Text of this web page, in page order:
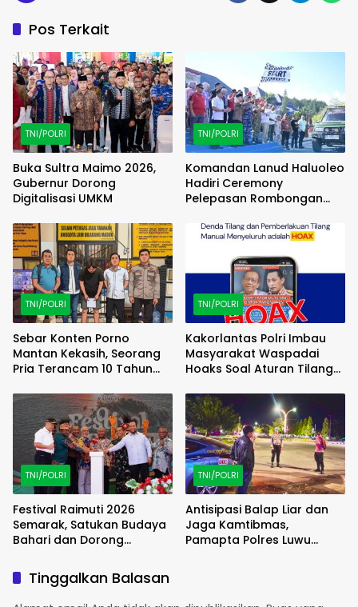
Pos Terkait
TNI/POLRI
Buka Sultra Maimo 2026,
Gubernur Dorong
Digitalisasi UMKM
TNI/POLRI
Komandan Lanud Haluoleo
Hadiri Ceremony
Pelepasan Rombongan
(FAMTRIP) Overland
TNI/POLRI
Sebar Konten Porno
Mantan Kekasih, Seorang
Pria Terancam 10 Tahun
TNI/POLRI
Kakorlantas Polri Imbau
Masyarakat Waspadai
Hoaks Soal Aturan Tilang
TNI/POLRI
Festival Raimuti 2026
Semarak, Satukan Budaya
Bahari dan Dorong
TNI/POLRI
Antisipasi Balap Liar dan
Jaga Kamtibmas,
Pamapta Polres Luwu
Tinggalkan Balasan